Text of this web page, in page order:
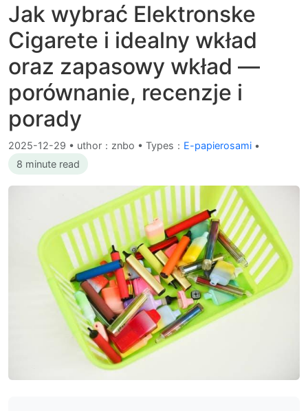
Jak wybrać Elektronske
Cigarete i idealny wkład
oraz zapasowy wkład —
porównanie, recenzje i
porady
2025-12-29 • uthor：znbo • Types： E-papierosami •
8 minute read